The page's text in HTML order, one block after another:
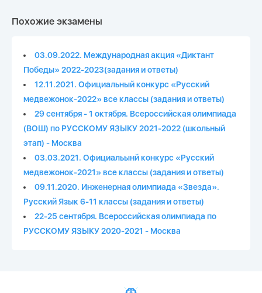
Похожие экзамены
03.09.2022. Международная акция «Диктант
Победы» 2022-2023(задания и ответы)
12.11.2021. Официальный конкурс «Русский
медвежонок-2022» все классы (задания и ответы)
29 сентября - 1 октября. Всероссийская олимпиада
(ВОШ) по РУССКОМУ ЯЗЫКУ 2021-2022 (школьный
этап) - Москва
03.03.2021. Официальынй конкурс «Русский
медвежонок-2021» все классы (задания и ответы)
09.11.2020. Инженерная олимпиада «Звезда».
Русский Язык 6-11 классы (задания и ответы)
22-25 сентября. Всероссийская олимпиада по
РУССКОМУ ЯЗЫКУ 2020-2021 - Москва